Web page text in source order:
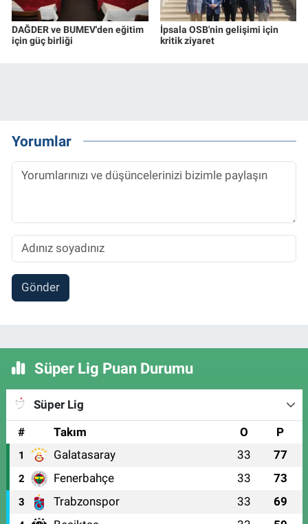
DAĞDER ve BUMEV'den eğitim
için güç birliği
İpsala OSB'nin gelişimi için
kritik ziyaret
Yorumlar
Gönder
Süper Lig Puan Durumu
Süper Lig
#
Takım O P
1 Galatasaray 33 77
2 Fenerbahçe 33 73
3 Trabzonspor 33 69